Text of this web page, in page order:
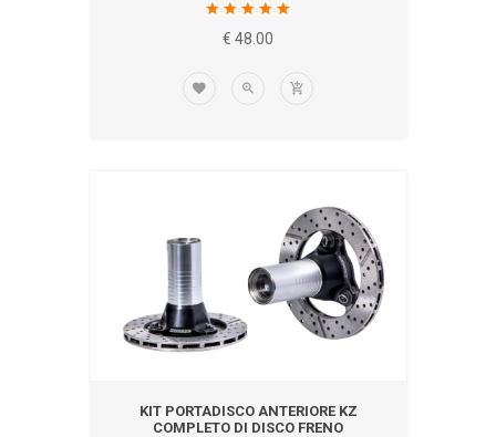
€ 48.00
KIT PORTADISCO ANTERIORE KZ
COMPLETO DI DISCO FRENO